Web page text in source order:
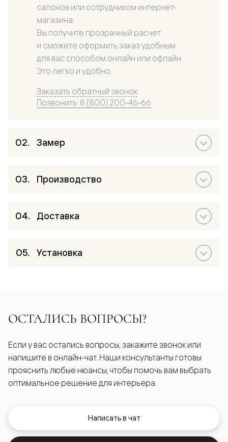
салонов или сотрудником интернет-
магазина.
Вы получите прозрачный расчет
и сможете оформить заказ удобным
для вас способом онлайн или офлайн.
Это легко и удобно.
Заказать обратный звонок
Позвонить: 8 (800) 200-46-66
Замер
Производство
Доставка
Установка
ОСТАЛИСЬ ВОПРОСЫ?
Если у вас остались вопросы, закажите звонок или
напишите в онлайн-чат. Наши консультанты готовы
прояснить любые нюансы, чтобы помочь вам выбрать
оптимальное решение для интерьера.
Написать в чат